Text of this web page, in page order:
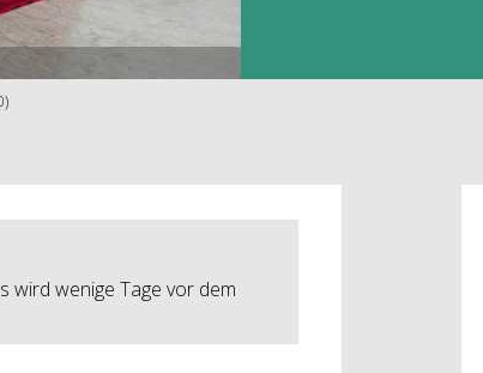
wird wenige Tage vor dem